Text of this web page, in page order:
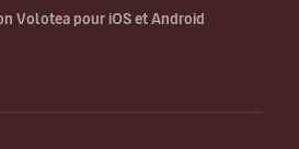
Volotea pour iOS et Android